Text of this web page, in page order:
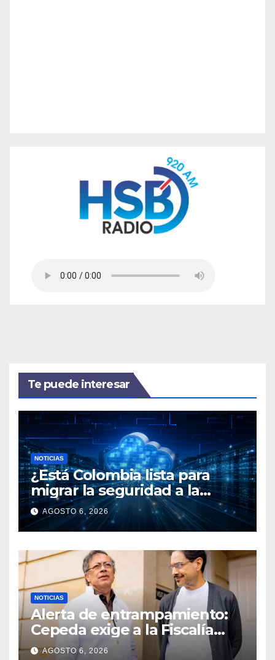
Te puede interesar
NOTICIAS
¿Está Colombia lista para
migrar la seguridad a la
nube?
AGOSTO 6, 2026
NOTICIAS
Alerta de entrampamiento:
Cepeda exige a la Fiscalía
revelar si existe una
AGOSTO 6, 2026